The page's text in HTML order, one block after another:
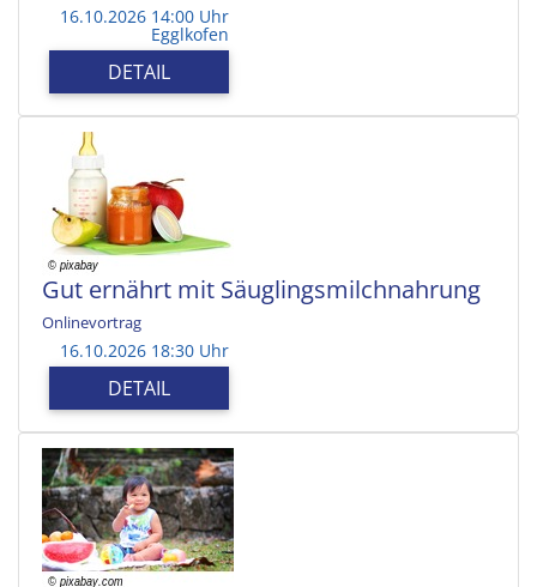
16.10.2026 14:00 Uhr
Egglkofen
DETAIL
Gut ernährt mit Säuglingsmilchnahrung
Onlinevortrag
16.10.2026 18:30 Uhr
DETAIL